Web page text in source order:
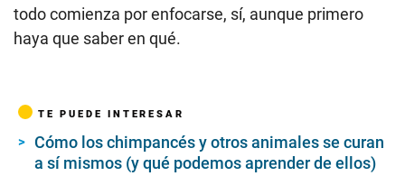
todo comienza por enfocarse, sí, aunque primero
haya que saber en qué.
TE PUEDE INTERESAR
Cómo los chimpancés y otros animales se curan
a sí mismos (y qué podemos aprender de ellos)